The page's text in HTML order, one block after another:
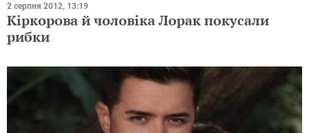
2 серпня 2012, 13:19
Кіркорова й чоловіка Лорак покусали
рибки